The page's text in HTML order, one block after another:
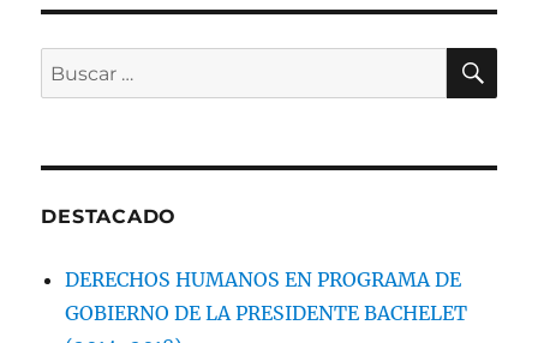
Buscar
por:
DESTACADO
DERECHOS HUMANOS EN PROGRAMA DE
GOBIERNO DE LA PRESIDENTE BACHELET